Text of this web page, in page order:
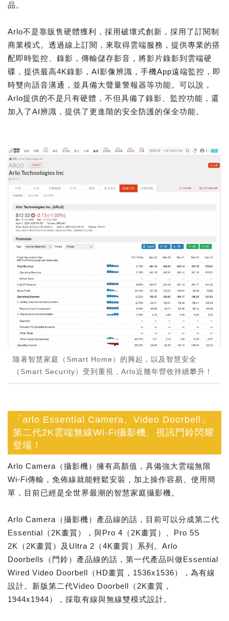
品。
Arlo不是靠販售硬體獲利，採用破壞式創新，採用了訂閱制
商業模式。透過線上訂閱，來取得雲端服務，提供專業的搭
配即時監控、錄影，傳輸儲存影音，將影片錄影到雲端硬
碟，提供最高4K錄影，AI影像辨識，手機App遠端監控，即
時雙向語音溝通，並具備大聲量警報器等功能。可以說，
Arlo提供的不是只有硬體，不但具備了錄影、監控功能，還
加入了AI辨識，提供了更進階的安全防護的保全功能。
隨著智慧家庭（Smart Home）的興起，以及智慧安全
（Smart Security）受到重視，Arlo近幾年營收持續攀升！
「arlo Essential Camera、Video Doorbell」
第二代2K雲端無線Wi-Fi攝影機、視訊門鈴閃耀
登場！
Arlo Camera（攝影機）擁有高顏值，具備強大雲端無限
Wi-Fi傳輸，免佈線就能輕鬆安裝，加上操作容易、使用簡
單，目前已經是全世界最潮的智慧家庭攝影機。
Arlo Camera（攝影機）產品線的話，目前可以分成第二代
Essential（2K畫質），與Pro 4（2K畫質）、Pro 5S
2K（2K畫質）及Ultra 2（4K畫質）系列。Arlo
Doorbells（門鈴）產品線的話，第一代產品叫做Essential
Wired Video Doorbell（HD畫質，1536x1536），為有線
設計。新版第二代Video Doorbell（2K畫質，
1944x1944），採取有線與無線雙模式設計。